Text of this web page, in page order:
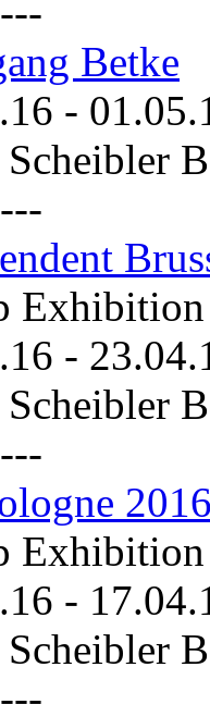
Betke
-
Exhibition
-
Exhibition
-